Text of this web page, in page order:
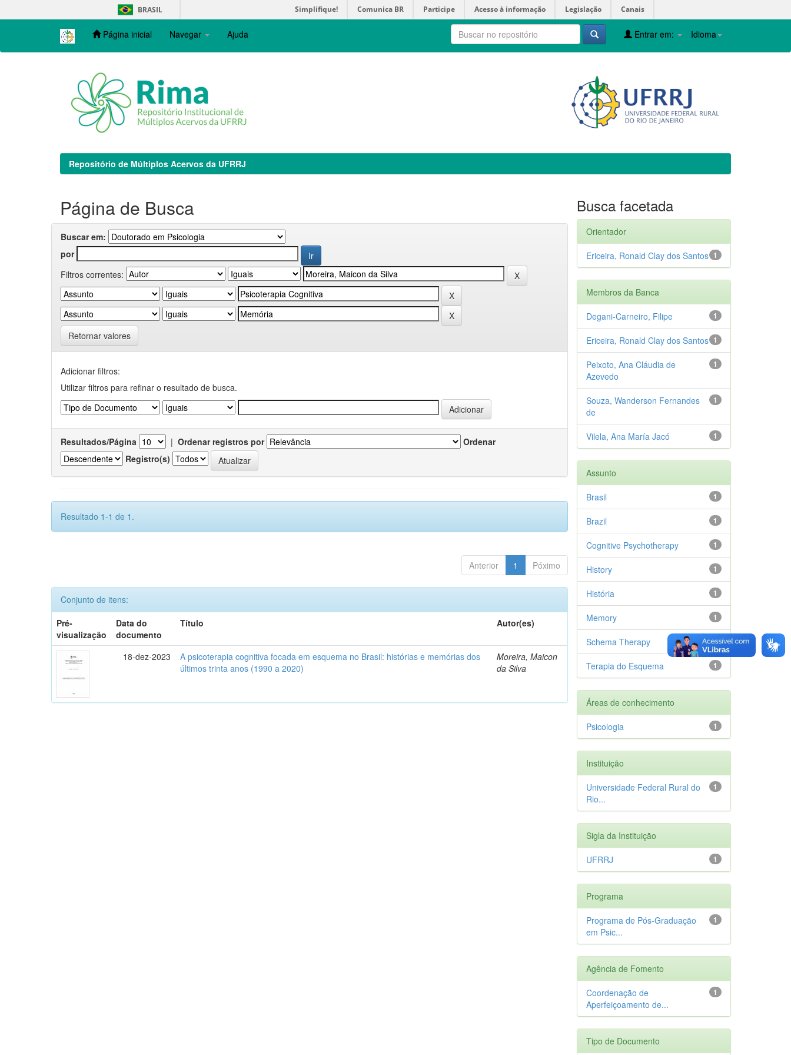
navigation
BRASIL Simplifique! Comunica BR Participe Acesso à informação Legislação Canais
Página inicial Navegar Ajuda Idioma
Entrar em:
Repositório de Múltiplos Acervos da UFRRJ
Página de Busca
Buscar em:
por
Filtros correntes:
Retornar valores
Adicionar filtros:
Utilizar filtros para refinar o resultado de busca.
Resultados/Página | Ordenar registros por
Ordenar
Registro(s)
Resultado 1-1 de 1.
Anterior 1 Póximo
Conjunto de itens:
Pré-
visualização
Data do
documento
Título Autor(es)
18-dez-2023
A psicoterapia cognitiva focada em esquema no Brasil: histórias e memórias dos
últimos trinta anos (1990 a 2020)
Moreira, Maicon
da Silva
Busca facetada
Orientador
1
Ericeira, Ronald Clay dos Santos
Membros da Banca
1
Degani-Carneiro, Filipe
1
Ericeira, Ronald Clay dos Santos
1
Peixoto, Ana Cláudia de
Azevedo
1
Souza, Wanderson Fernandes
de
1
Vilela, Ana María Jacó
Assunto
1
Brasil
1
Brazil
1
Cognitive Psychotherapy
1
History
1
História
1
Memory
1
Schema Therapy
1
Terapia do Esquema
Áreas de conhecimento
1
Psicologia
Instituição
1
Universidade Federal Rural do
Rio...
Sigla da Instituição
1
UFRRJ
Programa
1
Programa de Pós-Graduação
em Psic...
Agência de Fomento
1
Coordenação de
Aperfeiçoamento de...
Tipo de Documento